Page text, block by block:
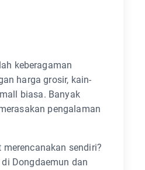
keberagaman
harga grosir, kain-
biasa. Banyak
pengalaman
sendiri?
Dongdaemun dan